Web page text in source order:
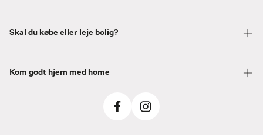
Skal du købe eller leje bolig?
Kom godt hjem med home